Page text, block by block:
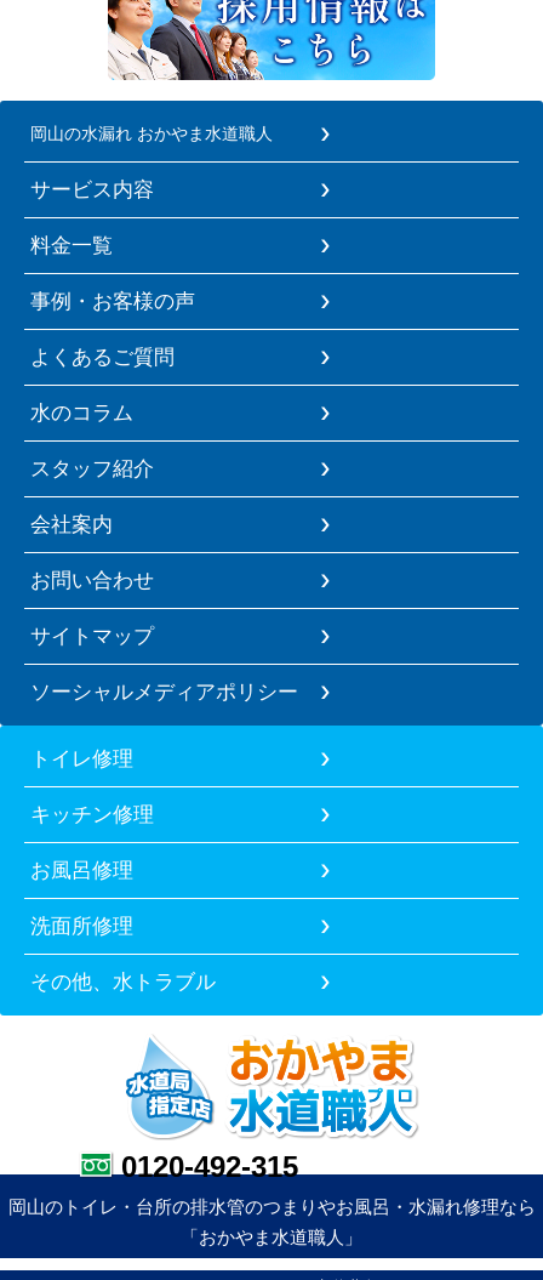
岡山の水漏れ おかやま水道職人
サービス内容
料金一覧
事例・お客様の声
よくあるご質問
水のコラム
スタッフ紹介
会社案内
お問い合わせ
サイトマップ
ソーシャルメディアポリシー
トイレ修理
キッチン修理
お風呂修理
洗面所修理
その他、水トラブル
0120-492-315
岡山のトイレ・台所の排水管のつまりやお風呂・水漏れ修理なら
「おかやま水道職人」